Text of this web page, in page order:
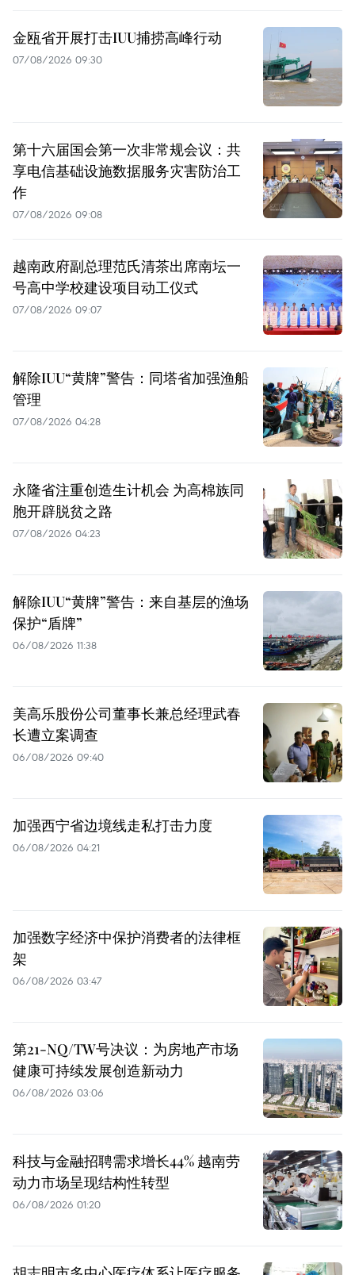
金瓯省开展打击IUU捕捞高峰行动
07/08/2026 09:30
第十六届国会第一次非常规会议：共
享电信基础设施数据服务灾害防治工
作
07/08/2026 09:08
越南政府副总理范氏清茶出席南坛一
号高中学校建设项目动工仪式
07/08/2026 09:07
解除IUU“黄牌”警告：同塔省加强渔船
管理
07/08/2026 04:28
永隆省注重创造生计机会 为高棉族同
胞开辟脱贫之路
07/08/2026 04:23
解除IUU“黄牌”警告：来自基层的渔场
保护“盾牌”
06/08/2026 11:38
美高乐股份公司董事长兼总经理武春
长遭立案调查
06/08/2026 09:40
加强西宁省边境线走私打击力度
06/08/2026 04:21
加强数字经济中保护消费者的法律框
架
06/08/2026 03:47
第21-NQ/TW号决议：为房地产市场
健康可持续发展创造新动力
06/08/2026 03:06
科技与金融招聘需求增长44% 越南劳
动力市场呈现结构性转型
06/08/2026 01:20